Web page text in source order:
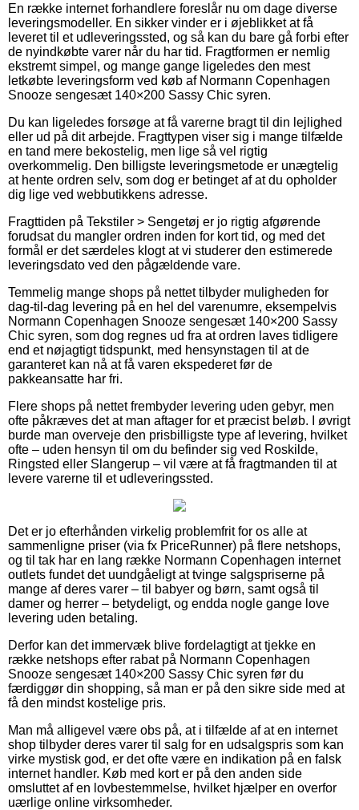
En række internet forhandlere foreslår nu om dage diverse
leveringsmodeller. En sikker vinder er i øjeblikket at få
leveret til et udleveringssted, og så kan du bare gå forbi efter
de nyindkøbte varer når du har tid. Fragtformen er nemlig
ekstremt simpel, og mange gange ligeledes den mest
letkøbte leveringsform ved køb af Normann Copenhagen
Snooze sengesæt 140×200 Sassy Chic syren.
Du kan ligeledes forsøge at få varerne bragt til din lejlighed
eller ud på dit arbejde. Fragttypen viser sig i mange tilfælde
en tand mere bekostelig, men lige så vel rigtig
overkommelig. Den billigste leveringsmetode er unægtelig
at hente ordren selv, som dog er betinget af at du opholder
dig lige ved webbutikkens adresse.
Fragttiden på Tekstiler > Sengetøj er jo rigtig afgørende
forudsat du mangler ordren inden for kort tid, og med det
formål er det særdeles klogt at vi studerer den estimerede
leveringsdato ved den pågældende vare.
Temmelig mange shops på nettet tilbyder muligheden for
dag-til-dag levering på en hel del varenumre, eksempelvis
Normann Copenhagen Snooze sengesæt 140×200 Sassy
Chic syren, som dog regnes ud fra at ordren laves tidligere
end et nøjagtigt tidspunkt, med hensynstagen til at de
garanteret kan nå at få varen ekspederet før de
pakkeansatte har fri.
Flere shops på nettet frembyder levering uden gebyr, men
ofte påkræves det at man aftager for et præcist beløb. I øvrigt
burde man overveje den prisbilligste type af levering, hvilket
ofte – uden hensyn til om du befinder sig ved Roskilde,
Ringsted eller Slangerup – vil være at få fragtmanden til at
levere varerne til et udleveringssted.
Det er jo efterhånden virkelig problemfrit for os alle at
sammenligne priser (via fx PriceRunner) på flere netshops,
og til tak har en lang række Normann Copenhagen internet
outlets fundet det uundgåeligt at tvinge salgspriserne på
mange af deres varer – til babyer og børn, samt også til
damer og herrer – betydeligt, og endda nogle gange love
levering uden betaling.
Derfor kan det immervæk blive fordelagtigt at tjekke en
række netshops efter rabat på Normann Copenhagen
Snooze sengesæt 140×200 Sassy Chic syren før du
færdiggør din shopping, så man er på den sikre side med at
få den mindst kostelige pris.
Man må alligevel være obs på, at i tilfælde af at en internet
shop tilbyder deres varer til salg for en udsalgspris som kan
virke mystisk god, er det ofte være en indikation på en falsk
internet handler. Køb med kort er på den anden side
omsluttet af en lovbestemmelse, hvilket hjælper en overfor
uærlige online virksomheder.